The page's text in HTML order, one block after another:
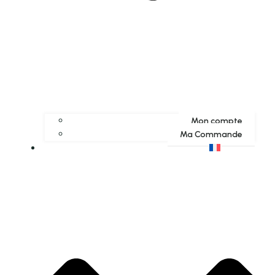
Mon compte
Ma Commande
Français